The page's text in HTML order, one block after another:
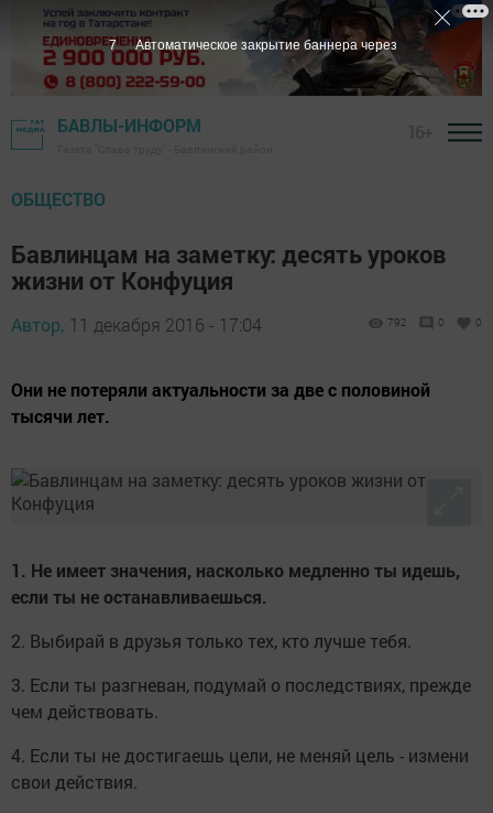
БАВЛЫ-ИНФОРМ
ОБЩЕСТВО
Бавлинцам на заметку: десять уроков
жизни от Конфуция
Автор, 11 декабря 2016 - 17:04 792 0 0
Они не потеряли актуальности за две с половиной
тысячи лет.
1. Не имеет значения, насколько медленно ты идешь,
если ты не останавливаешься.
2. Выбирай в друзья только тех, кто лучше тебя.
3. Если ты разгневан, подумай о последствиях, прежде
чем действовать.
4. Если ты не достигаешь цели, не меняй цель - измени
свои действия.
6 Автоматическое закрытие баннера через